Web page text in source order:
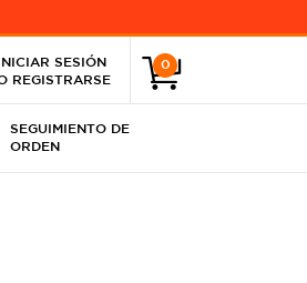
SESIÓN
REGISTRARSE
0
SEGUIMIENTO DE
ORDEN